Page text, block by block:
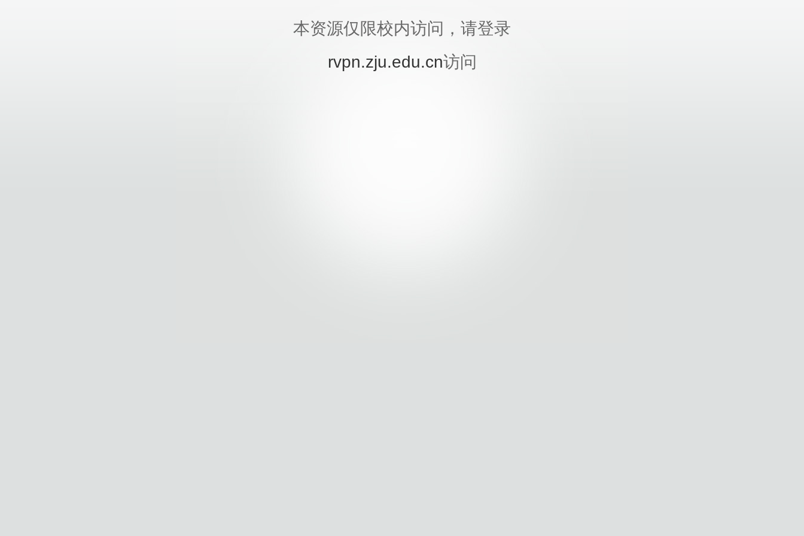
本资源仅限校内访问，请登录
rvpn.zju.edu.cn访问